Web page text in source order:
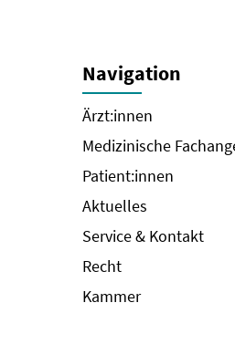
Navigation
Ärzt:innen
Medizinische
Patient:innen
Aktuelles
Service & Kontakt
Recht
Kammer